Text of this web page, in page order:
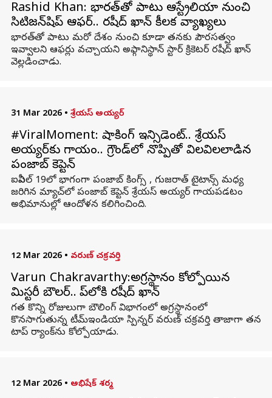
Rashid Khan: భారత్‌తో పాటు ఆస్ట్రేలియా నుంచి
సిటిజన్‌షిప్ ఆఫర్.. రషీద్ ఖాన్ కీలక వ్యాఖ్యలు
భారత్‌తో పాటు మరో దేశం నుంచి కూడా తనకు పౌరసత్వం
ఇవ్వాలని ఆఫర్లు వచ్చాయని అఫ్గానిస్థాన్ స్టార్ క్రికెటర్ రషీద్ ఖాన్
వెల్లడించాడు.
31 Mar 2026 • శ్రేయస్ అయ్యర్
#ViralMoment: షాకింగ్ ఇన్సిడెంట్.. శ్రేయస్
అయ్యర్‎కు గాయం.. గ్రౌండ్‎లో నొప్పితో విలవిలలాడిన
పంజాబ్ కెప్టెన్
ఐపీఎల్ 19లో భాగంగా పంజాబ్ కింగ్స్ , గుజరాత్ టైటాన్స్ మధ్య
జరిగిన మ్యాచ్‌లో పంజాబ్ కెప్టెన్ శ్రేయస్ అయ్యర్ గాయపడటం
అభిమానుల్లో ఆందోళన కలిగించింది.
12 Mar 2026 • వ‌రుణ్ చ‌క్ర‌వ‌ర్తి
Varun Chakravarthy:అగ్రస్థానం కోల్పోయిన
మిస్టరీ బౌలర్.. టాప్‌లోకి రషీద్ ఖాన్
గత కొన్ని రోజులుగా బౌలింగ్ విభాగంలో అగ్రస్థానంలో
కొనసాగుతున్న టీమ్ఇండియా స్పిన్నర్ వరుణ్ చక్రవర్తి తాజాగా తన
టాప్ ర్యాంక్‌ను కోల్పోయాడు.
12 Mar 2026 • అభిషేక్ శర్మ